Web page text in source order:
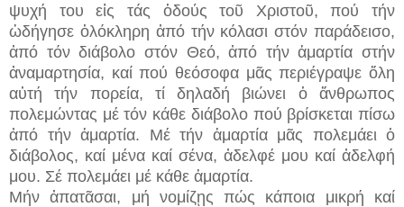
ψυχή του εἰς τάς ὁδούς τοῦ Χριστοῦ, πού τήν
ὡδήγησε ὁλόκληρη ἀπό τήν κόλασι στόν παράδεισο,
ἀπό τόν διάβολο στόν Θεό, ἀπό τήν ἁμαρτία στήν
ἀναμαρτησία, καί πού θεόσοφα μᾶς περιέγραψε ὅλη
αὐτή τήν πορεία, τί δηλαδή βιώνει ὁ ἄνθρωπος
πολεμώντας μέ τόν κάθε διάβολο πού βρίσκεται πίσω
ἀπό τήν ἁμαρτία. Μέ τήν ἁμαρτία μᾶς πολεμάει ὁ
διάβολος, καί μένα καί σένα, ἀδελφέ μου καί ἀδελφή
μου. Σέ πολεμάει μέ κάθε ἁμαρτία.
Μήν ἀπατᾶσαι, μή νομίζῃς πώς κάποια μικρή καί